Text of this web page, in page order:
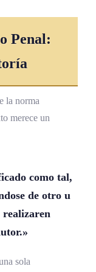
Penal:
la norma
merece un
como tal,
de otro u
realizaren
sola